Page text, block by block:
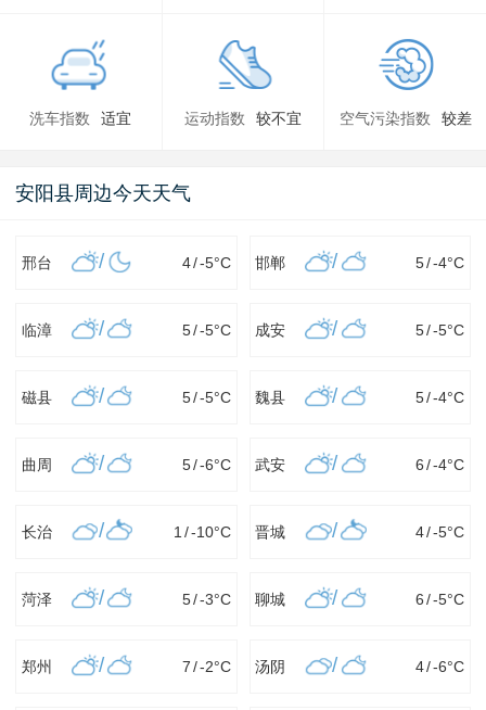
洗车指数 适宜 运动指数 较不宜 空气污染指数 较差
安阳县周边今天天气
邢台 / 4/-5°C 邯郸 / 5/-4°C
临漳 / 5/-5°C 成安 / 5/-5°C
磁县 / 5/-5°C 魏县 / 5/-4°C
曲周 / 5/-6°C 武安 / 6 /-4°C
长治 / 1/-10°C 晋城 / 4/-5°C
菏泽 / 5/-3°C 聊城 / 6 /-5°C
郑州 / 7/-2°C 汤阴 / 4/-6°C